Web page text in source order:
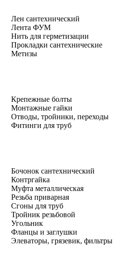
Лен сантехнический
Лента ФУМ
Нить для герметизации
Прокладки сантехнические
Метизы
Крепежные болты
Монтажные гайки
Отводы, тройники, переходы
Фитинги для труб
Бочонок сантехнический
Контргайка
Муфта металлическая
Резьба приварная
Сгоны для труб
Тройник резьбовой
Угольник
Фланцы и заглушки
Элеваторы, грязевик, фильтры